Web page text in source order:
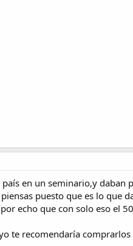
en un seminario,y
puesto que es lo
echo que con solo eso el
te recomendaría